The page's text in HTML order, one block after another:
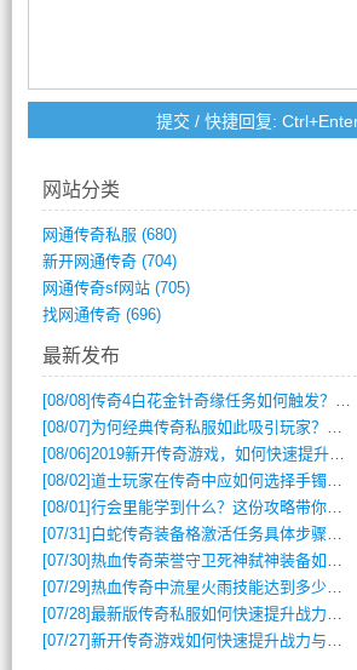
网站分类
网通传奇私服 (680)
新开网通传奇(704)
网通传奇sf网站(705)
找网通传奇(696)
最新发布
[08/08]传奇4白花金针奇缘任务如何触发？完整攻略解析
[08/07] 为何经典传奇私服如此吸引玩家？深度攻略解析
[08/06]2019新开传奇游戏，如何快速提升角色等级？
[08/02]道士玩家在传奇中应如何选择手镯装备？
[08/01]行会里能学到什么？这份攻略带你全掌握
[07/31] 白蛇传奇装备格激活任务具体步骤是什么？如何完成？
[07/30]热血传奇荣誉守卫死神弑神装备如何获取与佩戴攻略？
[07/29]热血传奇中流星火雨技能达到多少级可以开始练装备？
[07/28]最新版传奇私服如何快速提升战力与获取稀有装备？
[07/27]新开传奇游戏如何快速提升战力与获取稀有装备？